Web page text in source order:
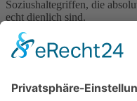
Soziushaltegriffen, die
echt dienlich sind.